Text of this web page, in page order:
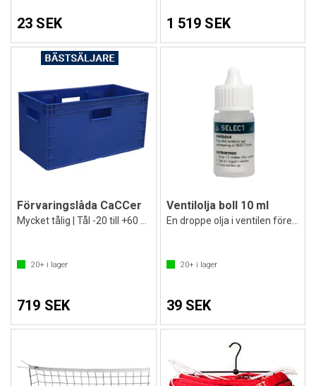
23 SEK 1 519 SEK
Förvaringslåda CaCCer
20+ i lager
719 SEK
Ventilolja boll 10 ml
20+i lager
39 SEK